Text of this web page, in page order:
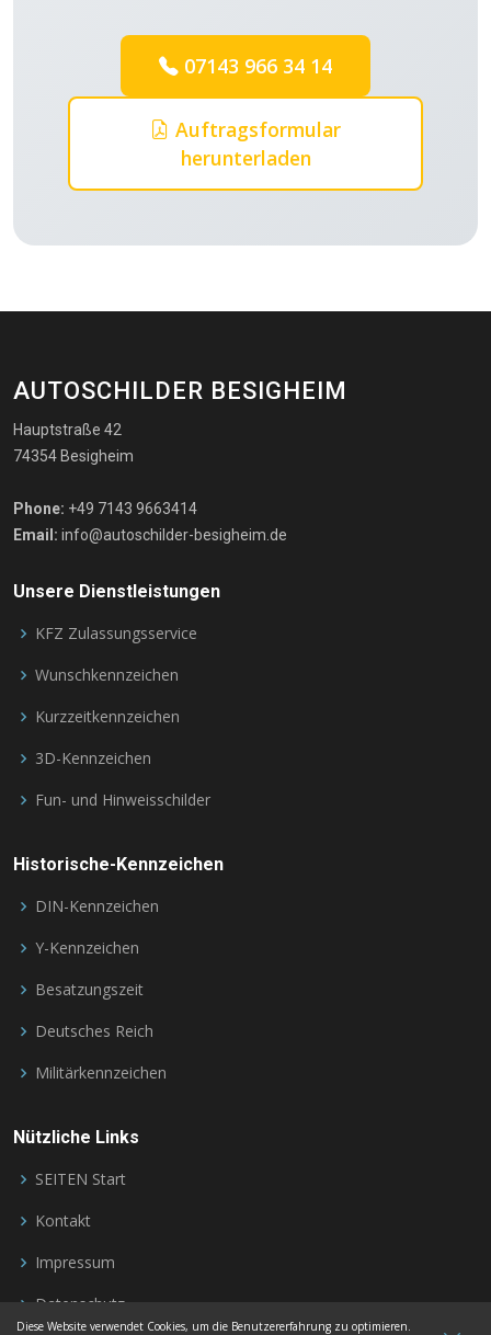
07143 966 34 14
Auftragsformular
herunterladen
AUTOSCHILDER BESIGHEIM
Hauptstraße 42
74354 Besigheim
Phone: +49 7143 9663414
Email: info@autoschilder-besigheim.de
Unsere Dienstleistungen
KFZ Zulassungsservice
Wunschkennzeichen
Kurzzeitkennzeichen
3D-Kennzeichen
Fun- und Hinweisschilder
Historische-Kennzeichen
DIN-Kennzeichen
Y-Kennzeichen
Besatzungszeit
Deutsches Reich
Militärkennzeichen
Nützliche Links
SEITEN Start
Kontakt
Impressum
Datenschutz
Diese Website verwendet Cookies, um die Benutzererfahrung zu optimieren.